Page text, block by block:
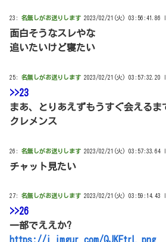
23: 名無しがお送りします 2023/02/21(火) 03:56:41.86
面白そうなスレやな
追いたいけど寝たい
25: 名無しがお送りします 2023/02/21(火) 03:57:32.20
>>23
まあ、とりあえずもうすぐ会えるま
クレメンス
26: 名無しがお送りします 2023/02/21(火) 03:57:33.64
チャット見たい
27: 名無しがお送りします 2023/02/21(火) 03:59:14.43
>>26
一部でええか?
https://i.imgur.com/QJKEtrL.png